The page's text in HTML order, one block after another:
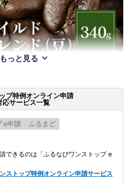
もっと見る
プ特例オンライン申請
応サービス一覧
e申請
ふるまど
できるのは「ふるなびワンストップ e
ストップ特例オンライン申請サービス